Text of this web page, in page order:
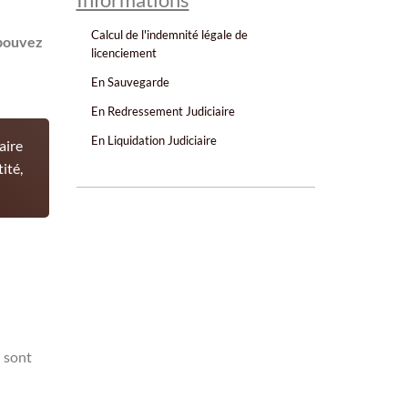
Calcul de l'indemnité légale de
licenciement
En Sauvegarde
En Redressement Judiciaire
En Liquidation Judiciaire
sont